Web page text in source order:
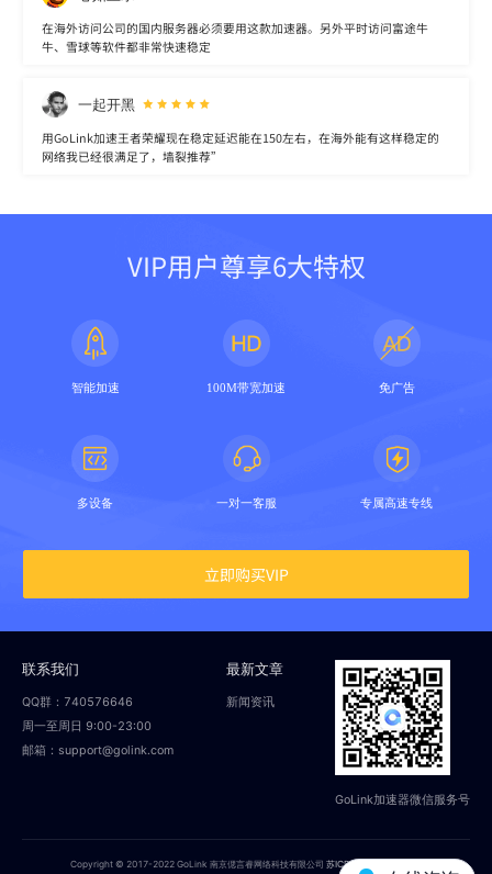
在海外访问公司的国内服务器必须要用这款加速器。另外平时访问富途牛
牛、雪球等软件都非常快速稳定
一起开黑
用GoLink加速王者荣耀现在稳定延迟能在150左右，在海外能有这样稳定的
网络我已经很满足了，墙裂推荐”
VIP用户尊享6大特权
智能加速 100M带宽加速 免广告
多设备 一对一客服 专属高速专线
立即购买VIP
联系我们
QQ群：740576646
周一至周日 9:00-23:00
邮箱：support@golink.com
最新文章
新闻资讯
GoLink加速器微信服务号
Copyright © 2017-2022 GoLink 南京偲言睿网络科技有限公司苏ICP备18014251号-2